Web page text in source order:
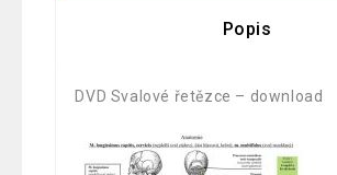
Popis
DVD Svalové řetězce – download